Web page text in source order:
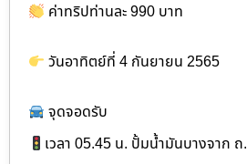
ค่าทริปท่านละ 990 บาท
วันอาทิตย์ที่ 4 กันยายน 2565
จุดจอดรับ
เวลา 05.45 น. ปั้มน้ำมันบางจาก ถ